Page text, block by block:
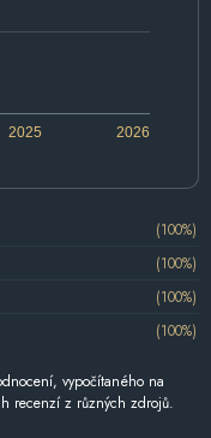
2026
2025
(100%)
(100%)
(100%)
(100%)
vypočítaného na
recenzí z různých zdrojů.